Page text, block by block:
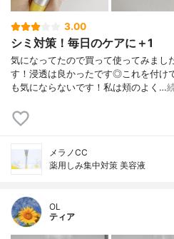
3.00
シミ対策！毎日のケアに＋1
気になってたので買って使ってみまし
す！浸透は良かったです◎これを付け
も気にならないです！私は頬のよく…
メラノCC
薬用しみ集中対策 美容液
OL
ティア